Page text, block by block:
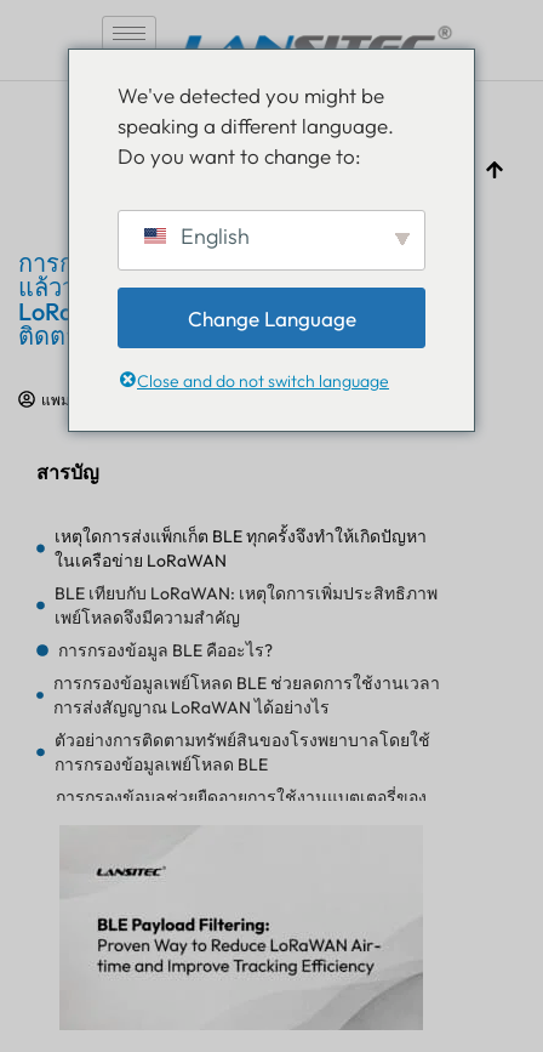
การกรองข้อมูล BLE: วิธีที่ได้รับการพิสูจน์
แล้วว่าช่วยลดเวลาการส่งสัญญาณ
LoRaWAN และเพิ่มประสิทธิภาพการ
ติดตาม
แพม ลูธรา
สารบัญ
เหตุใดการส่งแพ็กเก็ต BLE ทุกครั้งจึงทำให้เกิดปัญหา
ในเครือข่าย LoRaWAN
BLE เทียบกับ LoRaWAN: เหตุใดการเพิ่มประสิทธิภาพ
เพย์โหลดจึงมีความสำคัญ
การกรองข้อมูล BLE คืออะไร?
การกรองข้อมูลเพย์โหลด BLE ช่วยลดการใช้งานเวลา
การส่งสัญญาณ LoRaWAN ได้อย่างไร
ตัวอย่างการติดตามทรัพย์สินของโรงพยาบาลโดยใช้
การกรองข้อมูลเพย์โหลด BLE
การกรองข้อมูลช่วยยืดอายุการใช้งานแบตเตอรี่ของ
เห็นภาพรวมได้ชัดเจนขึ้นเสมอไป
ติดตาม Lansitec B-Mobile
แนวทางปฏิบัติที่ดีที่สุดสำหรับการกรองข้อมูลเพย์
ข้อผิดพลาดทั่วไปในการกรองข้อมูล BLE ที่ควรหลีก
We've detected you might be
speaking a different language.
Do you want to change to:
English
Change Language
Close and do not switch language